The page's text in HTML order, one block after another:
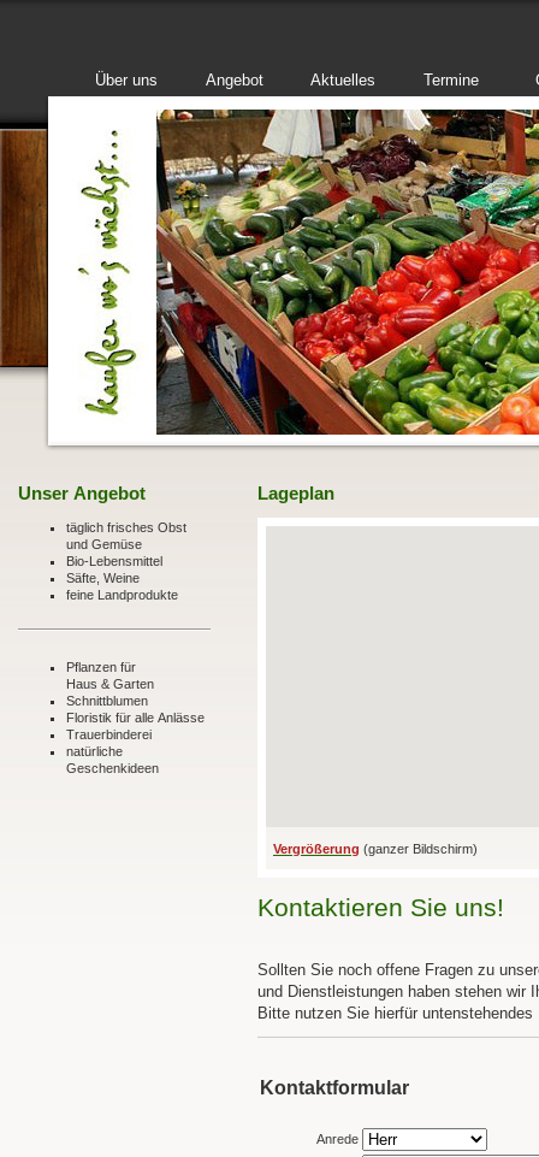
Über uns Angebot Aktuelles Termine
Unser Angebot
täglich frisches Obst
und Gemüse
Bio-Lebensmittel
Säfte, Weine
feine Landprodukte
Pflanzen für
Haus & Garten
Schnittblumen
Floristik für alle Anlässe
Trauerbinderei
natürliche
Geschenkideen
Lageplan
Vergrößerung (ganzer Bildschirm)
Kontaktieren Sie uns!
Sollten Sie noch offene Fragen zu
und Dienstleistungen haben stehen wir
Bitte nutzen Sie hierfür untenstehendes
Kontaktformular
Anrede